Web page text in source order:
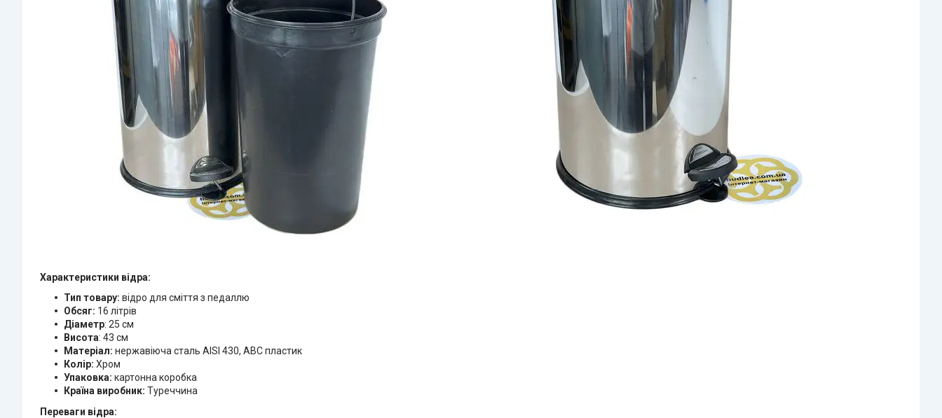
Характеристики відра:
Тип товару: відро для сміття з педаллю
Обсяг: 16 літрів
Діаметр: 25 см
Висота: 43 см
Матеріал: нержавіюча сталь AISI 430, ABC пластик
Колір: Хром
Упаковка: картонна коробка
Країна виробник: Туреччина
Переваги відра: